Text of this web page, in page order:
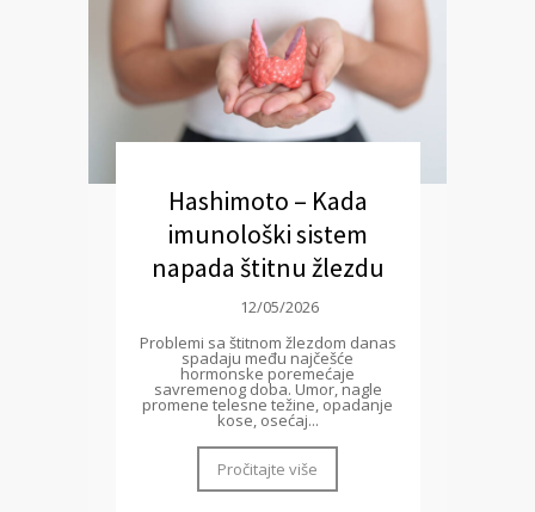
Hashimoto – Kada
imunološki sistem
napada štitnu žlezdu
12/05/2026
Problemi sa štitnom žlezdom danas
spadaju među najčešće
hormonske poremećaje
savremenog doba. Umor, nagle
promene telesne težine, opadanje
kose, osećaj...
Pročitajte više